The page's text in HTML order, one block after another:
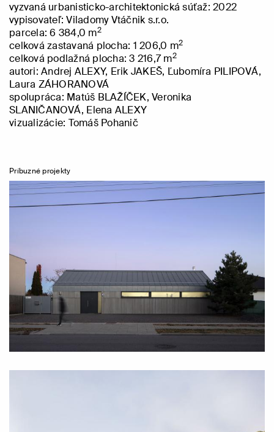
vyzvaná urbanisticko-architektonická súťaž: 2022
vypisovateľ: Viladomy Vtáčnik s.r.o.
parcela: 6 384,0 m2
celková zastavaná plocha: 1 206,0 m2
celková podlažná plocha: 3 216,7 m2
autori: Andrej ALEXY, Erik JAKEŠ, Ľubomíra PILIPOVÁ,
Laura ZÁHORANOVÁ
spolupráca: Matúš BLAŽÍČEK, Veronika
SLANIČANOVÁ, Elena ALEXY
vizualizácie: Tomáš Pohanič
Príbuzné projekty